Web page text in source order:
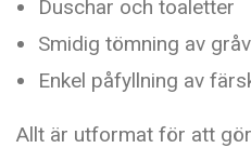
Duschar och toaletter
Smidig tömning av
Enkel påfyllning av
Allt är utformat för att